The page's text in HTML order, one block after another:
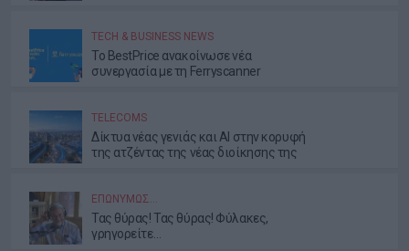
TECH & BUSINESS NEWS
Το BestPrice ανακοίνωσε νέα
συνεργασία με τη Ferryscanner
TELECOMS
Δίκτυα νέας γενιάς και AI στην κορυφή
της ατζέντας της νέας διοίκησης της
ΕΠΩΝΎΜΩΣ…
Τας θύρας! Τας θύρας! Φύλακες,
γρηγορείτε…